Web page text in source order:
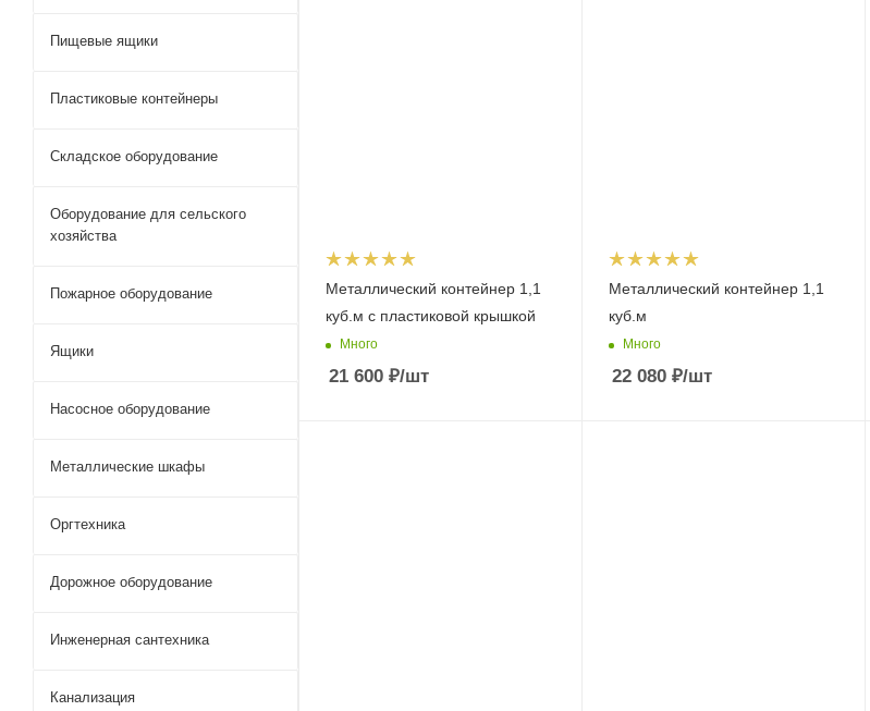
Металлический контейнер 1,1
куб.м с пластиковой крышкой
Много
21 600 ₽/шт
Металлический контейнер 1,1
куб.м
Много
22 080₽/шт
Пищевые ящики
Пластиковые контейнеры
Складское оборудование
Оборудование для сельского
хозяйства
Пожарное оборудование
Ящики
Насосное оборудование
Металлические шкафы
Оргтехника
Дорожное оборудование
Инженерная сантехника
Канализация